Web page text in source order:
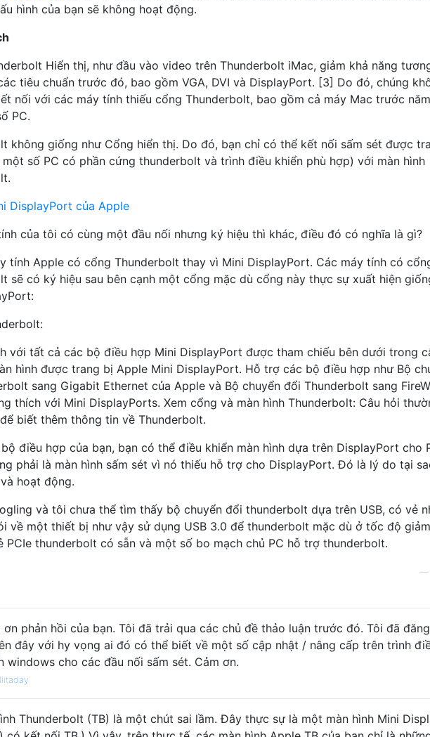
hình của bạn sẽ không hoạt động.
Hiển thị, như đầu vào video trên Thunderbolt iMac, giảm khả năng
tiêu chuẩn trước đó, bao gồm VGA, DVI và DisplayPort. [3] Do đó, chúng
nối với các máy tính thiếu cổng Thunderbolt, bao gồm cả máy Mac trước
PC.
không giống như Cổng hiển thị. Do đó, bạn chỉ có thể kết nối sấm sét được
một số PC có phần cứng thunderbolt và trình điều khiển phù hợp) với màn hình
DisplayPort của Apple
của tôi có cùng một đầu nối nhưng ký hiệu thì khác, điều đó có nghĩa là gì?
tính Apple có cổng Thunderbolt thay vì Mini DisplayPort. Các máy tính có
sẽ có ký hiệu sau bên cạnh một cổng mặc dù cổng này thực sự xuất hiện
với tất cả các bộ điều hợp Mini DisplayPort được tham chiếu bên dưới trong
hình được trang bị Apple Mini DisplayPort. Hỗ trợ các bộ điều hợp như Bộ
sang Gigabit Ethernet của Apple và Bộ chuyển đổi Thunderbolt sang
thích với Mini DisplayPorts. Xem cổng và màn hình Thunderbolt: Câu hỏi
biết thêm thông tin về Thunderbolt.
điều hợp của bạn, bạn có thể điều khiển màn hình dựa trên DisplayPort cho
phải là màn hình sấm sét vì nó thiếu hỗ trợ cho DisplayPort. Đó là lý do tại
hoạt động.
và tôi chưa thể tìm thấy bộ chuyển đổi thunderbolt dựa trên USB, có vẻ
về một thiết bị như vậy sử dụng USB 3.0 để thunderbolt mặc dù ở tốc độ
PCIe thunderbolt có sẵn và một số bo mạch chủ PC hỗ trợ thunderbolt.
ơn phản hồi của bạn. Tôi đã trải qua các chủ đề thảo luận trước đó. Tôi đã
đây với hy vọng ai đó có thể biết về một số cập nhật / nâng cấp trên trình
windows cho các đầu nối sấm sét. Cảm ơn.
Thunderbolt (TB) là một chút sai lầm. Đây thực sự là một màn hình Mini